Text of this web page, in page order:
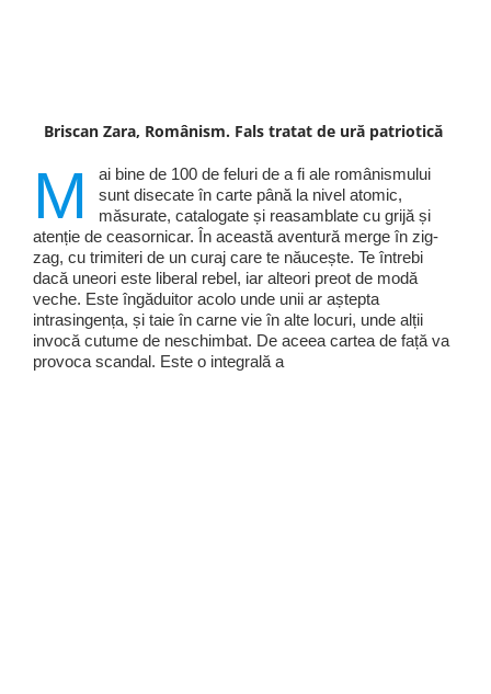
Briscan Zara, Românism. Fals tratat de ură patriotică
M
ai bine de 100 de feluri de a fi ale românismului
sunt disecate în carte până la nivel atomic,
măsurate, catalogate și reasamblate cu grijă și
atenție de ceasornicar. În această aventură merge în zig-
zag, cu trimiteri de un curaj care te năucește. Te întrebi
dacă uneori este liberal rebel, iar alteori preot de modă
veche. Este îngăduitor acolo unde unii ar aștepta
intrasingența, și taie în carne vie în alte locuri, unde alții
invocă cutume de neschimbat. De aceea cartea de față va
provoca scandal. Este o integrală a